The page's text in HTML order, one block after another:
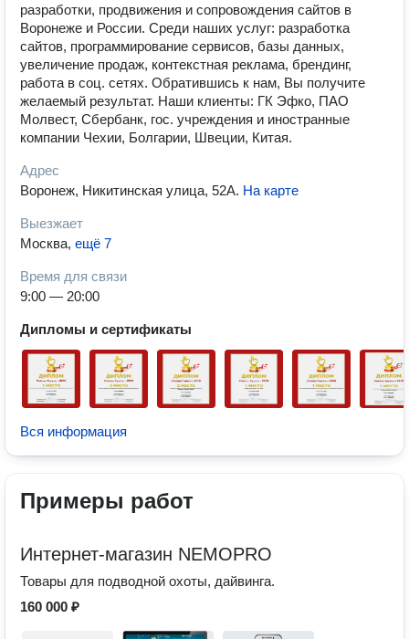
разработки, продвижения и сопровождения сайтов в
Воронеже и России. Среди наших услуг: разработка
сайтов, программирование сервисов, базы данных,
увеличение продаж, контекстная реклама, брендинг,
работа в соц. сетях. Обратившись к нам, Вы получите
желаемый результат. Наши клиенты: ГК Эфко, ПАО
Молвест, Сбербанк, гос. учреждения и иностранные
компании Чехии, Болгарии, Швеции, Китая.
Адрес
Воронеж, Никитинская улица, 52А. На карте
Выезжает
Москва, ещё 7
Время для связи
9:00 — 20:00
Дипломы и сертификаты
Вся информация
Примеры работ
Интернет-магазин NEMOPRO
Товары для подводной охоты, дайвинга.
160 000 ₽